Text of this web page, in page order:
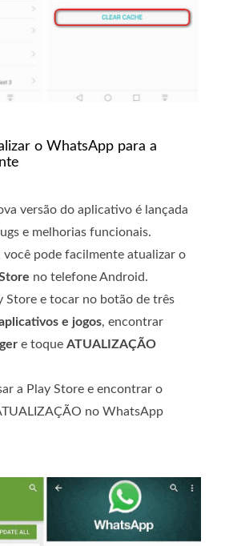
o WhatsApp para a
versão do aplicativo é lançada
e melhorias funcionais.
você pode facilmente atualizar o
no telefone Android.
Store e tocar no botão de três
e jogos, encontrar
e toque ATUALIZAÇÃO
a Play Store e encontrar o
no WhatsApp